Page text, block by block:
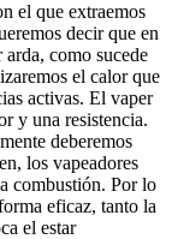
el que extraemos
decir que en
como sucede
el calor que
activas. El vaper
y una resistencia.
deberemos
los vapeadores
combustión. Por lo
eficaz, tanto la
el estar